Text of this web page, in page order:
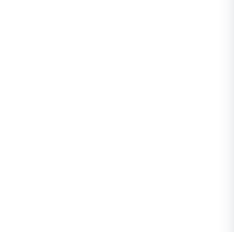
af Herning Kommune